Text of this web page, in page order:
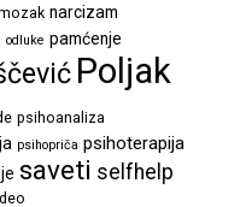
narcizam
odluke pamćenje
Poljak
psihoanaliza
psihopriča psihoterapija
saveti selfhelp